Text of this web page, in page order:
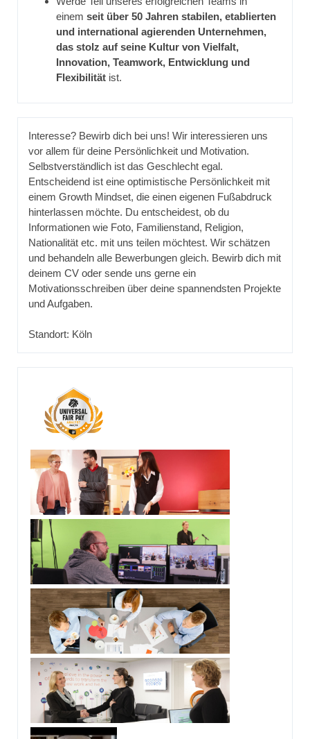
einem seit über 50 Jahren stabilen, etablierten
und international agierenden Unternehmen,
das stolz auf seine Kultur von Vielfalt,
Innovation, Teamwork, Entwicklung und
Flexibilität ist.
Interesse? Bewirb dich bei uns! Wir interessieren uns
vor allem für deine Persönlichkeit und Motivation.
Selbstverständlich ist das Geschlecht egal.
Entscheidend ist eine optimistische Persönlichkeit mit
einem Growth Mindset, die einen eigenen Fußabdruck
hinterlassen möchte. Du entscheidest, ob du
Informationen wie Foto, Familienstand, Religion,
Nationalität etc. mit uns teilen möchtest. Wir schätzen
und behandeln alle Bewerbungen gleich. Bewirb dich mit
deinem CV oder sende uns gerne ein
Motivationsschreiben über deine spannendsten Projekte
und Aufgaben.
Standort: Köln